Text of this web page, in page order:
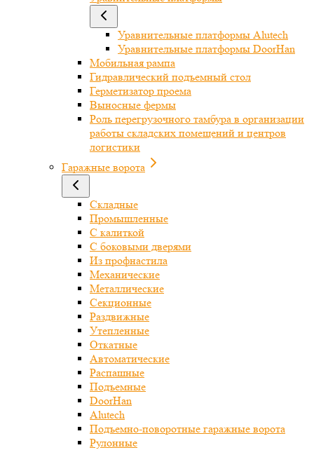
Уравнительные платформы Alutech
Уравнительные платформы DoorHan
Мобильная рампа
Гидравлический подъемный стол
Герметизатор проема
Выносные фермы
Роль перегрузочного тамбура в организации
работы складских помещений и центров
логистики
Гаражные ворота
Складные
Промышленные
С калиткой
С боковыми дверями
Из профнастила
Механические
Металлические
Секционные
Раздвижные
Утепленные
Откатные
Автоматические
Распашные
Подъемные
DoorHan
Alutech
Подъемно-поворотные гаражные ворота
Рулонные